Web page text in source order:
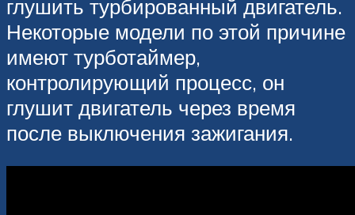
глушить турбированный двигатель.
Некоторые модели по этой причине
имеют турботаймер,
контролирующий процесс, он
глушит двигатель через время
после выключения зажигания.